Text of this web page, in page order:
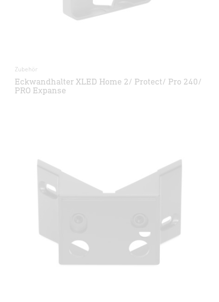
Zubehör
Eckwandhalter XLED Home 2/ Protect/ Pro 240/
PRO Expanse